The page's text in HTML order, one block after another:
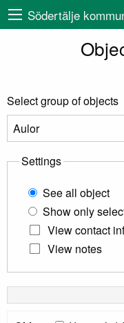
Södertälje
Select group of objects
Settings
See all object
Show only
View contact
View notes